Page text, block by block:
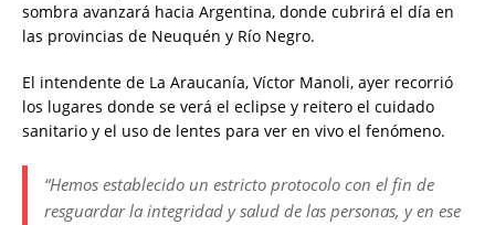
sombra avanzará hacia Argentina, donde cubrirá el día en
las provincias de Neuquén y Río Negro.
El intendente de La Araucanía, Víctor Manoli, ayer recorrió
los lugares donde se verá el eclipse y reitero el cuidado
sanitario y el uso de lentes para ver en vivo el fenómeno.
“Hemos establecido un estricto protocolo con el fin de
resguardar la integridad y salud de las personas, y en ese